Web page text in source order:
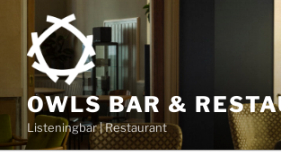
Inhalt
springen
OWLS BAR &
Listeningbar | Restaurant